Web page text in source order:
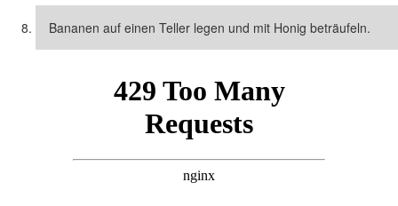
Bananen auf einen Teller legen und mit Honig beträufeln.